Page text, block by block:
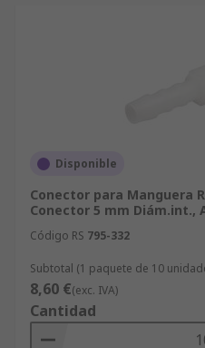
Disponible
Conector para Manguera
Conector 5 mm Diám.int.,
Código RS 795-332
Subtotal (1 paquete de 10
8,60 €(exc. IVA)
Cantidad